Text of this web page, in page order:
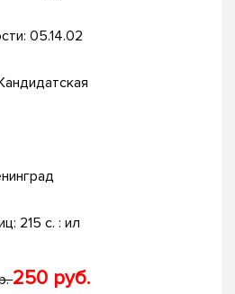
05.14.02
215 c. : ил
250 руб.